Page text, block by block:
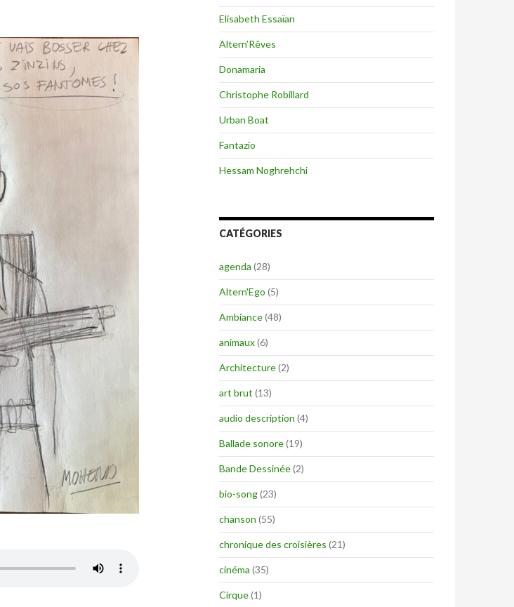
Elisabeth Essaïan
Altern’Rêves
Donamaria
Christophe Robillard
Urban Boat
Fantazio
Hessam Noghrehchi
CATÉGORIES
agenda (28)
Altern'Ego (5)
Ambiance(48)
animaux(6)
Architecture(2)
art brut (13)
audio description (4)
Ballade sonore(19)
Bande Dessinée(2)
bio-song(23)
chanson (55)
chronique des croisières (21)
cinéma (35)
Cirque(1)